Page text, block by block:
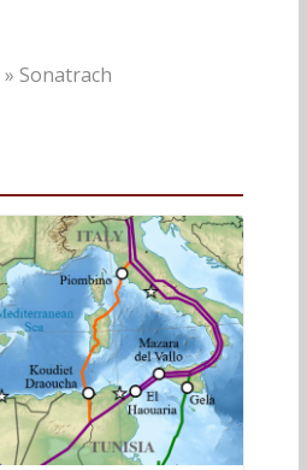
» Sonatrach